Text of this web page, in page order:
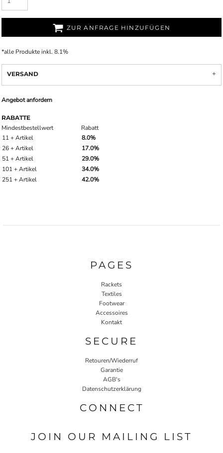
ZUR ANFRAGE HINZUFÜGEN
*alle Produkte inkl. 8.1%
VERSAND
Angebot anfordern
RABATTE
Mindestbestellwert
Rabatt
11 + Artikel
8.0%
26 + Artikel
17.0%
51 + Artikel
29.0%
101 + Artikel
34.0%
251 + Artikel
42.0%
PAGES
Rackets
Textiles
Footwear
Accessoires
Kontakt
SECURE
Retouren/Wiederruf
Garantie
AGB's
Datenschutzerklärung
CONNECT
JOIN OUR MAILING LIST